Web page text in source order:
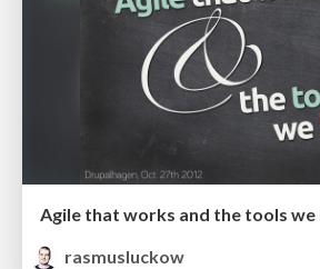
Agile that works and the tools we
rasmusluckow